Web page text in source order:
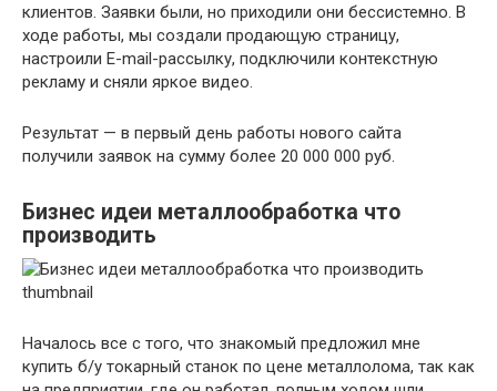
клиентов. Заявки были, но приходили они бессистемно. В
ходе работы, мы создали продающую страницу,
настроили E-mail-рассылку, подключили контекстную
рекламу и сняли яркое видео.
Результат — в первый день работы нового сайта
получили заявок на сумму более 20 000 000 руб.
Бизнес идеи металлообработка что
производить
Началось все с того, что знакомый предложил мне
купить б/у токарный станок по цене металлолома, так как